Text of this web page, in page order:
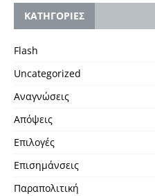
KΑΤΗΓΟΡΙΕΣ
Flash
Uncategorized
Αναγνώσεις
Απόψεις
Επιλογές
Επισημάνσεις
Παραπολιτική